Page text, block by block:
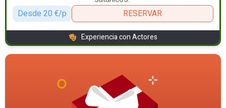
Desde 20 €/p
RESERVAR
Experiencia con Actores